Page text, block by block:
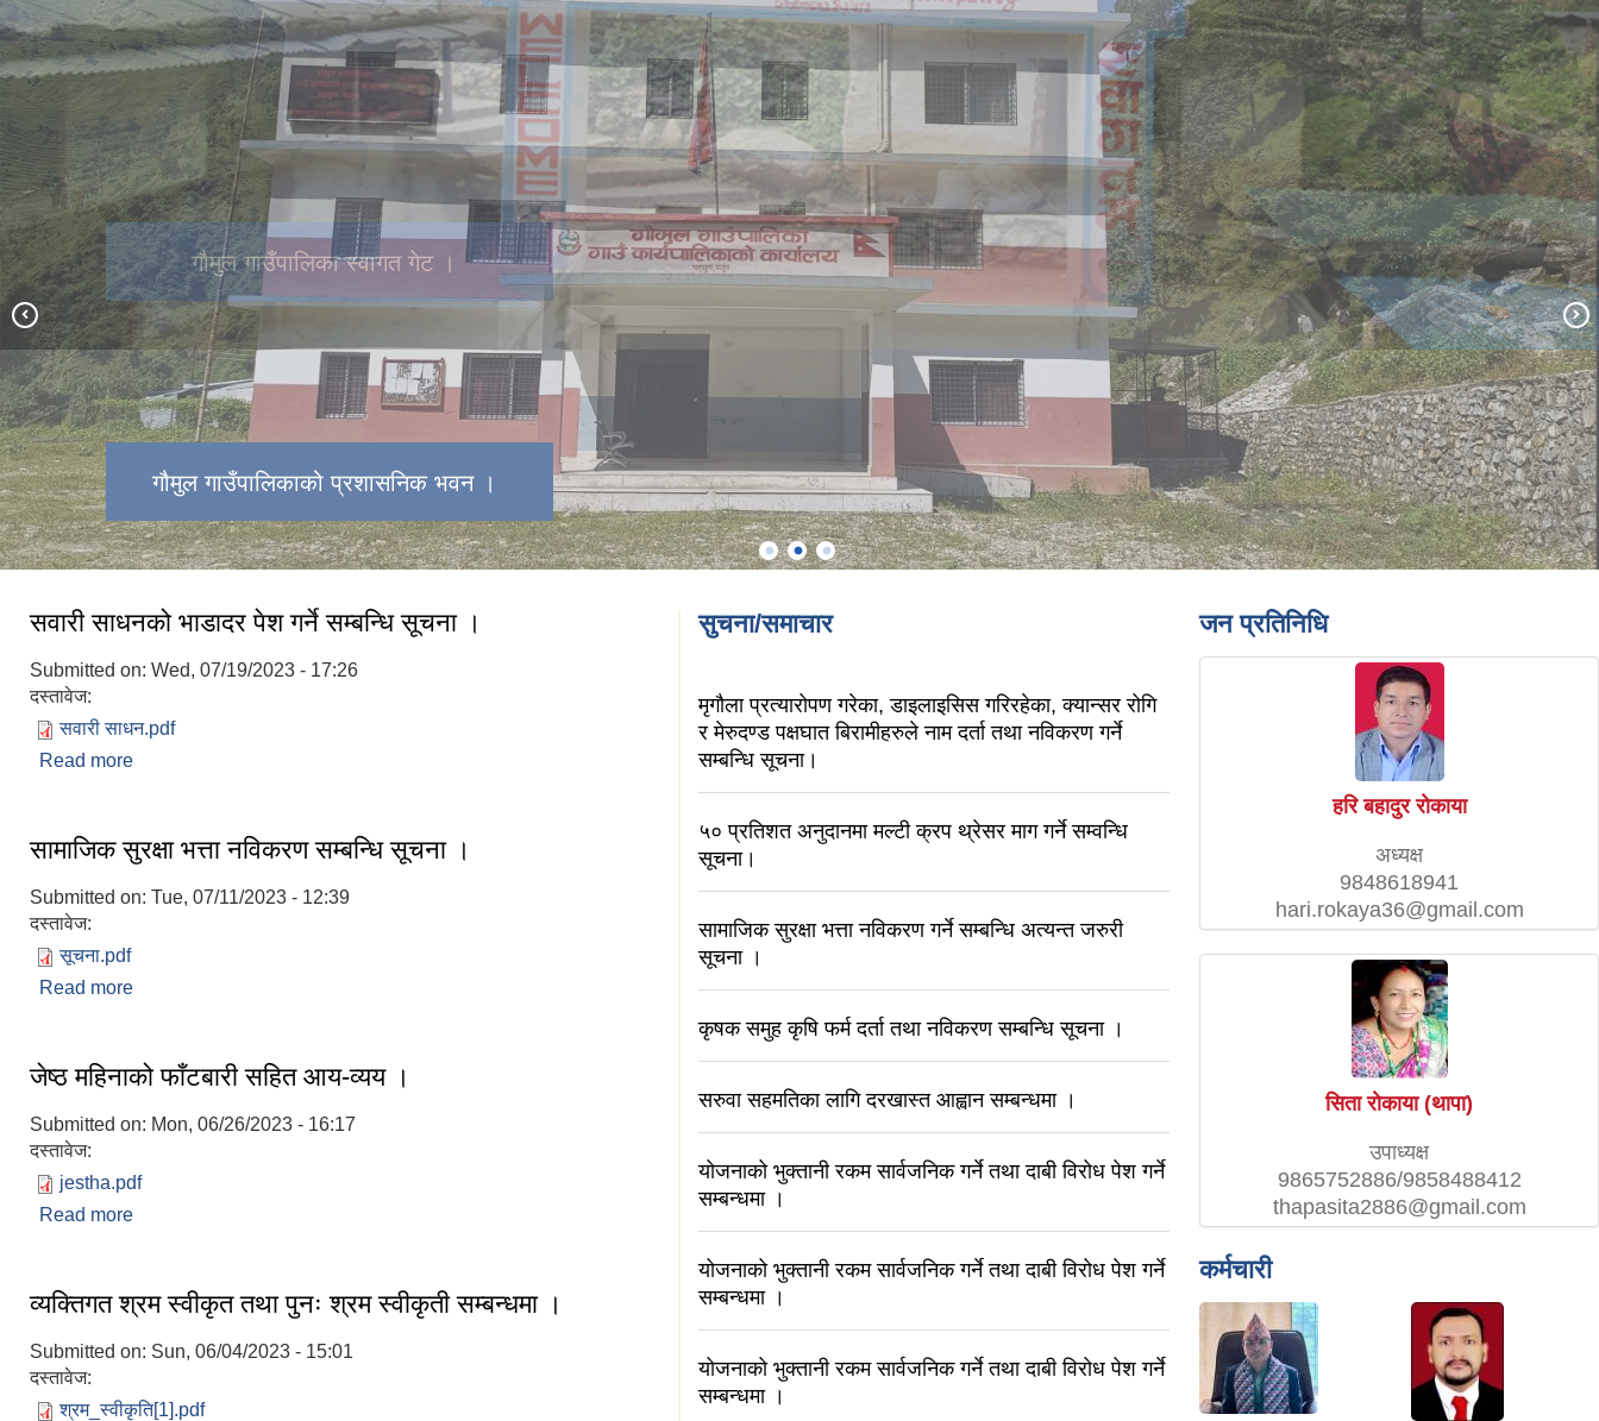
गौमुल गाउँपालिकाको प्रशासनिक भवन ।
गौमुल गाउँपालिका स्वागत गेट ।
गौमुल गाउँपालिकाको प्रशासनिक भवन ।
सवारी साधनको भाडादर पेश गर्ने सम्बन्धि सूचना ।
Submitted on: Wed, 07/19/2023 - 17:26
दस्तावेज:
सवारी साधन.pdf
Read more
सामाजिक सुरक्षा भत्ता नविकरण सम्बन्धि सूचना ।
Submitted on: Tue, 07/11/2023 - 12:39
दस्तावेज:
सूचना.pdf
Read more
जेष्ठ महिनाको फाँटबारी सहित आय-व्यय ।
Submitted on: Mon, 06/26/2023 - 16:17
दस्तावेज:
jestha.pdf
Read more
व्यक्तिगत श्रम स्वीकृत तथा पुनः श्रम स्वीकृती सम्बन्धमा ।
Submitted on: Sun, 06/04/2023 - 15:01
दस्तावेज:
श्रम_स्वीकृति[1].pdf
सुचना/समाचार
मृगौला प्रत्यारोपण गरेका, डाइलाइसिस गरिरहेका, क्यान्सर रोगि
र मेरुदण्ड पक्षघात बिरामीहरुले नाम दर्ता तथा नविकरण गर्ने
सम्बन्धि सूचना।
५० प्रतिशत अनुदानमा मल्टी क्रप थ्रेसर माग गर्ने सम्वन्धि
सूचना।
सामाजिक सुरक्षा भत्ता नविकरण गर्ने सम्बन्धि अत्यन्त जरुरी
सूचना ।
कृषक समुह कृषि फर्म दर्ता तथा नविकरण सम्बन्धि सूचना ।
सरुवा सहमतिका लागि दरखास्त आह्वान सम्बन्धमा ।
योजनाको भुक्तानी रकम सार्वजनिक गर्ने तथा दाबी विरोध पेश गर्ने
सम्बन्धमा ।
योजनाको भुक्तानी रकम सार्वजनिक गर्ने तथा दाबी विरोध पेश गर्ने
सम्बन्धमा ।
योजनाको भुक्तानी रकम सार्वजनिक गर्ने तथा दाबी विरोध पेश गर्ने
सम्बन्धमा ।
जन प्रतिनिधि
हरि बहादुर राेकाया
अध्यक्ष
9848618941
hari.rokaya36@gmail.com
सिता राेकाया (थापा)
उपाध्यक्ष
9865752886/9858488412
thapasita2886@gmail.com
कर्मचारी